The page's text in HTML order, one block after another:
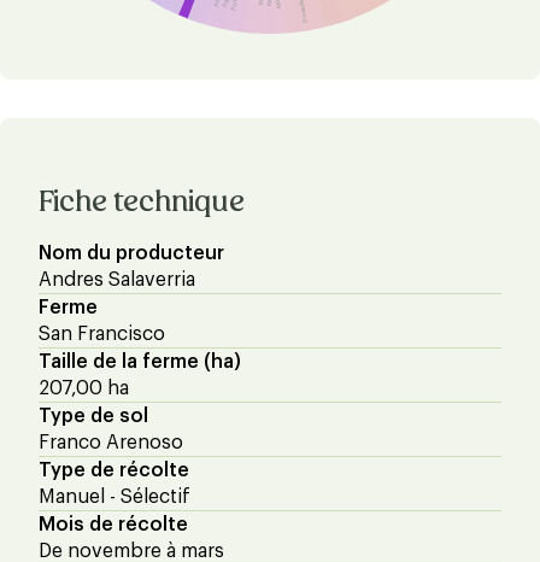
Fiche technique
Nom du producteur
Andres Salaverria
Ferme
San Francisco
Taille de la ferme (ha)
207,00 ha
Type de sol
Franco Arenoso
Type de récolte
Manuel - Sélectif
Mois de récolte
De novembre à mars